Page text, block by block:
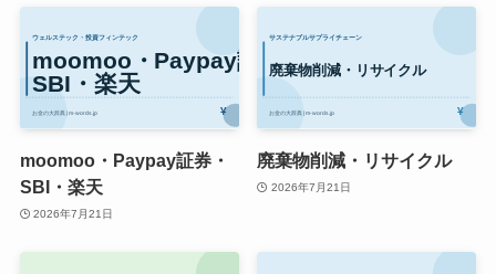
moomoo・Paypay証券・
SBI・楽天
2026年7月21日
廃棄物削減・リサイクル
2026年7月21日